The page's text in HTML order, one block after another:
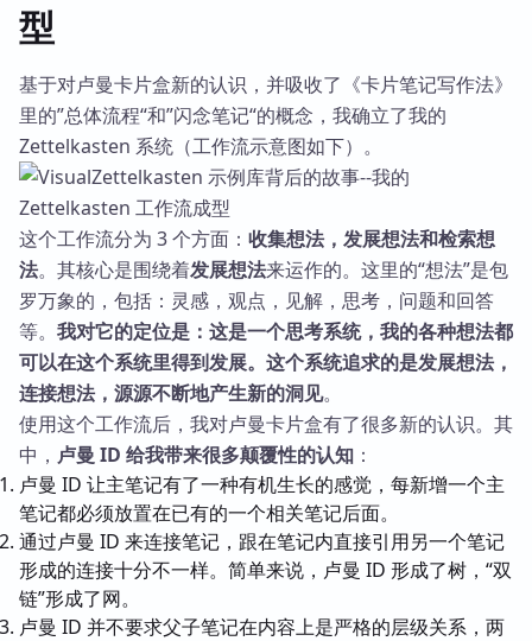
型
基于对卢曼卡片盒新的认识，并吸收了《卡片笔记写作法》
里的”总体流程“和”闪念笔记“的概念，我确立了我的
Zettelkasten 系统（工作流示意图如下）。
这个工作流分为 3 个方面： 收集想法，发展想法和检索想
法。其核心是围绕着发展想法来运作的。这里的“想法”是包
罗万象的，包括：灵感，观点，见解，思考，问题和回答
等。 我对它的定位是：这是一个思考系统，我的各种想法都
可以在这个系统里得到发展。这个系统追求的是发展想法，
连接想法，源源不断地产生新的洞见。
使用这个工作流后，我对卢曼卡片盒有了很多新的认识。其
中， 卢曼 ID 给我带来很多颠覆性的认知 ：
卢曼 ID 让主笔记有了一种有机生长的感觉，每新增一个主
笔记都必须放置在已有的一个相关笔记后面。
通过卢曼 ID 来连接笔记，跟在笔记内直接引用另一个笔记
形成的连接十分不一样。简单来说，卢曼 ID 形成了树，“双
链”形成了网。
卢曼 ID 并不要求父子笔记在内容上是严格的层级关系，两